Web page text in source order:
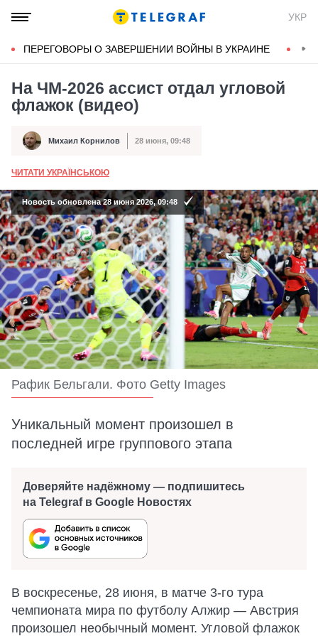
УКР
ПЕРЕГОВОРЫ О ЗАВЕРШЕНИИ ВОЙНЫ В УКРАИНЕ
На ЧМ-2026 ассист отдал угловой
флажок (видео)
Автор Михаил Корнилов
Дата публикации 28 июня, 09:48
ЧИТАТИ УКРАЇНСЬКОЮ
Новость обновлена 28 июня 2026, 09:48
Рафик Бельгали. Фото Getty Images
Уникальный момент произошел в
последней игре группового этапа
Доверяйте надёжному — подпишитесь
на Telegraf в Google Новостях
В воскресенье, 28 июня, в матче 3-го тура
чемпионата мира по футболу Алжир — Австрия
произошел необычный момент. Угловой флажок